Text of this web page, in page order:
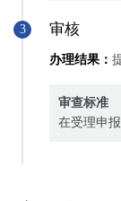
3 审核
办理结果：
审查标准
在受理申